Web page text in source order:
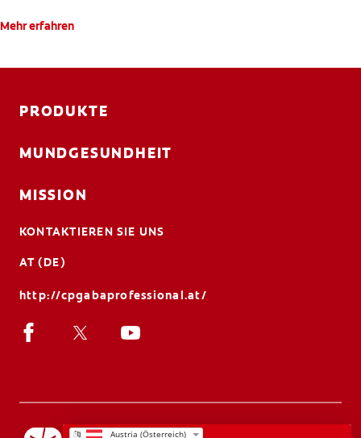
Mehr erfahren
PRODUKTE
MUNDGESUNDHEIT
MISSION
KONTAKTIEREN SIE UNS
AT (DE)
http://cpgabaprofessional.at/